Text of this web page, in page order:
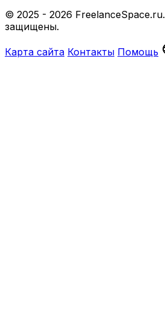
© 2025 - 2026
защищены.
Карта сайта Контакты Помощь